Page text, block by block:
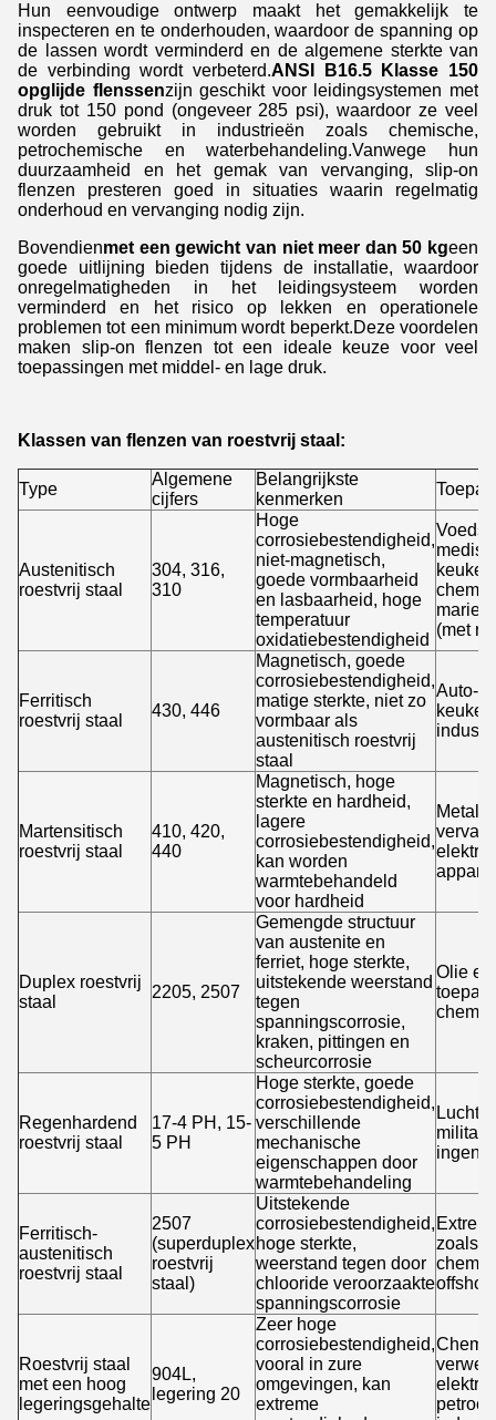
Hun eenvoudige ontwerp maakt het gemakkelijk te
inspecteren en te onderhouden, waardoor de spanning op
de lassen wordt verminderd en de algemene sterkte van
de verbinding wordt verbeterd.ANSI B16.5 Klasse 150
opglijde flenssenzijn geschikt voor leidingsystemen met
druk tot 150 pond (ongeveer 285 psi), waardoor ze veel
worden gebruikt in industrieën zoals chemische,
petrochemische en waterbehandeling.Vanwege hun
duurzaamheid en het gemak van vervanging, slip-on
flenzen presteren goed in situaties waarin regelmatig
onderhoud en vervanging nodig zijn.
Bovendienmet een gewicht van niet meer dan 50 kgeen
goede uitlijning bieden tijdens de installatie, waardoor
onregelmatigheden in het leidingsysteem worden
verminderd en het risico op lekken en operationele
problemen tot een minimum wordt beperkt.Deze voordelen
maken slip-on flenzen tot een ideale keuze voor veel
toepassingen met middel- en lage druk.
Klassen van flenzen van roestvrij staal:
Type
Algemene
cijfers
Belangrijkste
kenmerken
Austenitisch
roestvrij staal
304, 316,
310
Hoge
corrosiebestendigheid,
niet-magnetisch,
goede vormbaarheid
en lasbaarheid, hoge
temperatuur
oxidatiebestendigheid
(met
Ferritisch
roestvrij staal
430, 446
Magnetisch, goede
corrosiebestendigheid,
matige sterkte, niet zo
vormbaar als
austenitisch roestvrij
staal
Auto-
Martensitisch
roestvrij staal
410, 420,
440
Magnetisch, hoge
sterkte en hardheid,
lagere
corrosiebestendigheid,
kan worden
warmtebehandeld
voor hardheid
Duplex roestvrij
staal
2205, 2507
Gemengde structuur
van austenite en
ferriet, hoge sterkte,
uitstekende weerstand
tegen
spanningscorrosie,
kraken, pittingen en
scheurcorrosie
Olie
Regenhardend
roestvrij staal
17-4 PH, 15-
5 PH
Hoge sterkte, goede
corrosiebestendigheid,
verschillende
mechanische
eigenschappen door
warmtebehandeling
Lucht-
Ferritisch-
austenitisch
roestvrij staal
2507
(superduplex
roestvrij
staal)
Uitstekende
corrosiebestendigheid,
hoge sterkte,
weerstand tegen door
chlooride veroorzaakte
spanningscorrosie
zoals
Roestvrij staal
met een hoog
legeringsgehalte
904L,
legering 20
Zeer hoge
corrosiebestendigheid,
vooral in zure
omgevingen, kan
extreme